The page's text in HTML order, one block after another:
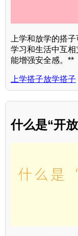
上学和放学的搭
学习和生活中互
能增强安全感。**
上学搭子放学搭子
什么是“开